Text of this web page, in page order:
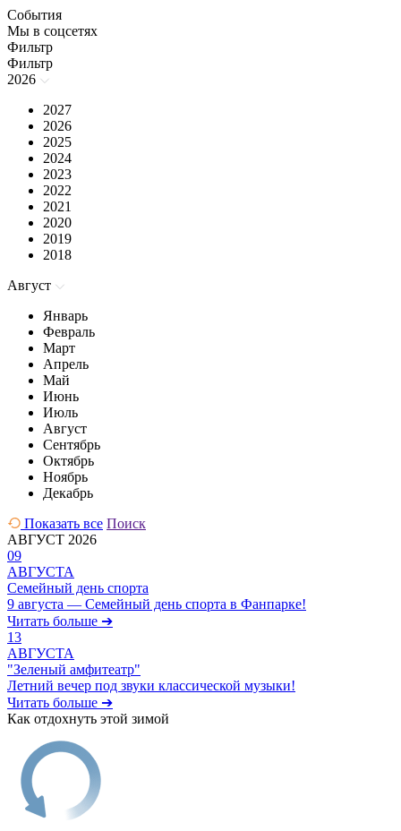
События
Мы в соцсетях
Фильтр
Фильтр
2026
2027
2026
2025
2024
2023
2022
2021
2020
2019
2018
Август
Январь
Февраль
Март
Апрель
Май
Июнь
Июль
Август
Сентябрь
Октябрь
Ноябрь
Декабрь
Показать все Поиск
АВГУСТ 2026
09
АВГУСТА
Семейный день спорта
9 августа — Семейный день спорта в Фанпарке!
Читать больше ➔
13
АВГУСТА
"Зеленый амфитеатр"
Летний вечер под звуки классической музыки!
Читать больше ➔
Как отдохнуть этой зимой